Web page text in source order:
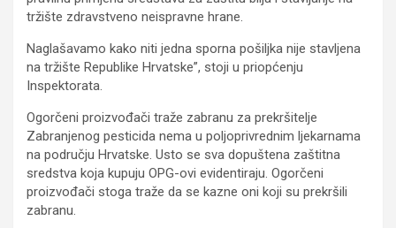
tržište zdravstveno neispravne hrane.
Naglašavamo kako niti jedna sporna pošiljka nije stavljena
na tržište Republike Hrvatske”, stoji u priopćenju
Inspektorata.
Ogorčeni proizvođači traže zabranu za prekršitelje
Zabranjenog pesticida nema u poljoprivrednim ljekarnama
na području Hrvatske. Usto se sva dopuštena zaštitna
sredstva koja kupuju OPG-ovi evidentiraju. Ogorčeni
proizvođači stoga traže da se kazne oni koji su prekršili
zabranu.